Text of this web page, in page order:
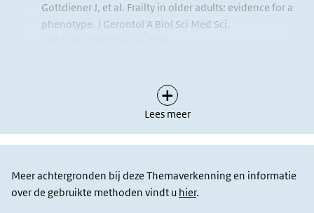
Lees meer
Gottdiener J, et al. Frailty in older adults: evidence for a
phenotype. J Gerontol A Biol Sci Med Sci.
Sociaal en Cultureel Planbureau; 2011.
https://www.scp.nl/Publicaties/Alle_publicaties/
van Oostrom S, van der A D, Pivacet S, Rietman L, de
er verschillen in kwetsbaarheid? Bilthoven:
Rijksinstituut voor Volksgezondheid en Milieu; 2015.
Meer achtergronden bij deze Themaverkenning en informatie
over de gebruikte methoden vindt u hier.